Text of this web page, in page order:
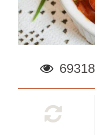
69318